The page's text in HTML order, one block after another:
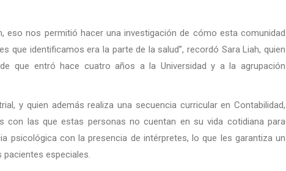
eso nos permitió hacer una investigación de cómo esta comunidad
que identificamos era la parte de la salud”, recordó Sara Liah, quien
que entró hace cuatro años a la Universidad y a la agrupación
y quien además realiza una secuencia curricular en Contabilidad,
con las que estas personas no cuentan en su vida cotidiana para
psicológica con la presencia de intérpretes, lo que les garantiza un
pacientes especiales.